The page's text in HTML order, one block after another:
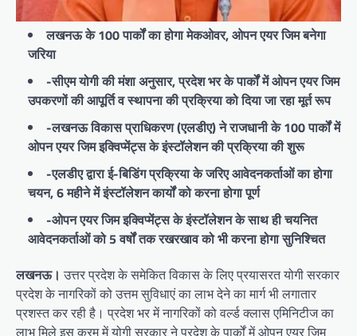
लखनऊ के 100 पार्कों का होगा मेकओवर, ओपन एयर जिम बनेगा
जरिया
-सीएम योगी की मंशा अनुसार, प्रदेश भर के पार्कों में ओपन एयर जिम
उपकरणों की आपूर्ति व स्थापना की प्रक्रिया को दिया जा रहा मूर्त रूप
-लखनऊ विकास प्राधिकरण (एलडीए) ने राजधानी के 100 पार्कों में
ओपन एयर जिम इक्विप्मेंट्स के इंस्टॉलेशन की प्रक्रिया की शुरू
-एलडीए द्वारा ई-बिडिंग प्रक्रिया के जरिए आवेदनकर्ताओं का होगा
चयन, 6 महीने में इंस्टॉलेशन कार्यों को करना होगा पूर्ण
-ओपन एयर जिम इक्विप्मेंट्स के इंस्टॉलेशन के साथ ही चयनित
आवेदनकर्ताओं को 5 वर्षों तक रखरखाव को भी करना होगा सुनिश्चित
लखनऊ। उत्तर प्रदेश के समेकित विकास के लिए प्रयासरत योगी सरकार
प्रदेश के नागरिकों को उत्तम सुविधाएं का लाभ देने का मार्ग भी लगातार
प्रशस्त कर रही है। प्रदेश भर में नागरिकों को वर्ल्ड क्लास एमिनिटीज का